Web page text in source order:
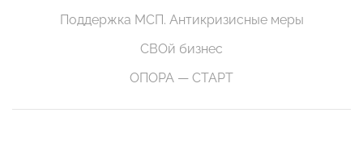
Поддержка МСП. Антикризисные меры
СВОй бизнес
ОПОРА — СТАРТ